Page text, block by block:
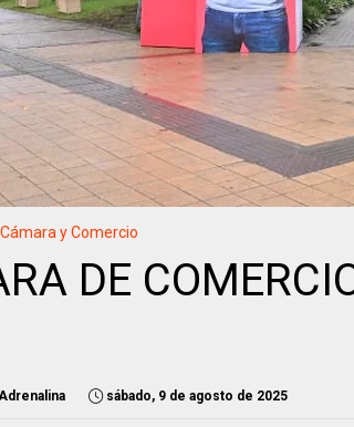
Cámara y Comercio
DE
sábado, 9 de agosto de 2025